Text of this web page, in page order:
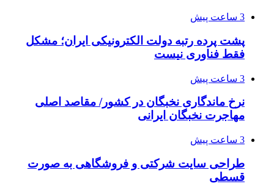
3 ساعت پیش
پشت پرده رتبه دولت الکترونیکی ایران؛ مشکل
فقط فناوری نیست
3 ساعت پیش
نرخ ماندگاری نخبگان در کشور/ مقاصد اصلی
مهاجرت نخبگان ایرانی
3 ساعت پیش
طراحی سایت شرکتی و فروشگاهی به صورت
قسطی